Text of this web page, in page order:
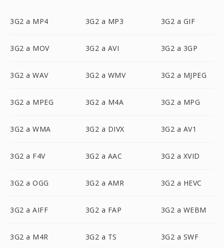
3G2 a MP4 3G2 a MP3 3G2 a GIF
3G2 a MOV 3G2 a AVI 3G2 a 3GP
3G2 a WAV 3G2 a WMV 3G2 a MJPEG
3G2 a MPEG 3G2 a M4A 3G2 a MPG
3G2 a WMA 3G2 a DIVX 3G2 a AV1
3G2 a F4V 3G2 a AAC 3G2 a XVID
3G2 a OGG 3G2 a AMR 3G2 a HEVC
3G2 a AIFF 3G2 a FAP 3G2 a WEBM
3G2 a M4R 3G2 a TS 3G2 a SWF